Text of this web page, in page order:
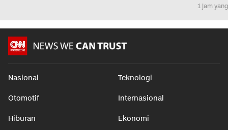
1 jam
Nasional Teknologi
Otomotif Internasional
Hiburan Ekonomi